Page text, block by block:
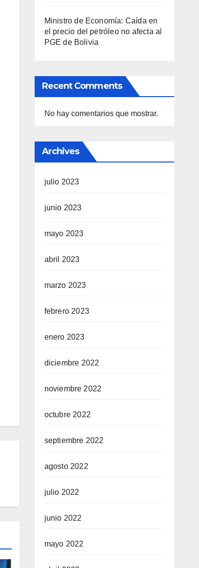
Ministro de Economía: Caída en
el precio del petróleo no afecta al
PGE de Bolivia
Recent Comments
No hay comentarios que mostrar.
Archives
julio 2023
junio 2023
mayo 2023
abril 2023
marzo 2023
febrero 2023
enero 2023
diciembre 2022
noviembre 2022
octubre 2022
septiembre 2022
agosto 2022
julio 2022
junio 2022
mayo 2022